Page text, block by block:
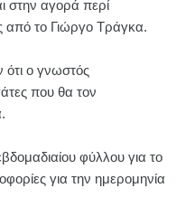
στην αγορά περί
από το Γιώργο Τράγκα.
ο γνωστός
που θα τον
φύλλου για το
για την ημερομηνία